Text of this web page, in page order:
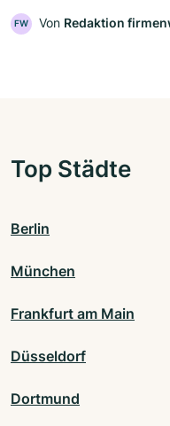
FW Von Redaktion
Top Städte
Berlin
München
Frankfurt am Main
Düsseldorf
Dortmund